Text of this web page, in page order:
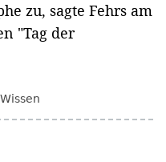
zu, sagte Fehrs am
"Tag der